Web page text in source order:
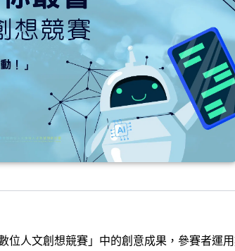
位人文創想競賽」中的創意成果，參賽者運